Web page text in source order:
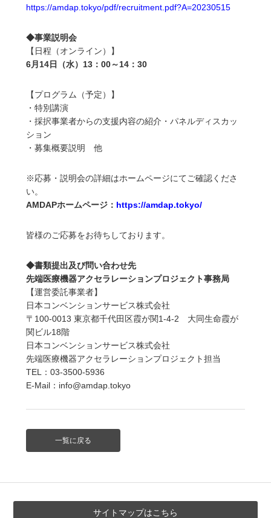
https://amdap.tokyo/pdf/recruitment.pdf?A=20230515
◆事業説明会
【日程（オンライン）】
6月14日（水）13：00～14：30
【プログラム（予定）】
・特別講演
・採択事業者からの支援内容の紹介・パネルディスカッ
ション
・募集概要説明 他
※応募・説明会の詳細はホームページにてご確認くださ
い。
AMDAPホームページ： https://amdap.tokyo/
皆様のご応募をお待ちしております。
◆書類提出及び問い合わせ先
先端医療機器アクセラレーションプロジェクト事務局
【運営委託事業者】
日本コンベンションサービス株式会社
〒100-0013 東京都千代田区霞が関1-4-2 大同生命霞が
関ビル18階
日本コンベンションサービス株式会社
先端医療機器アクセラレーションプロジェクト担当
TEL：03-3500-5936
E-Mail：info@amdap.tokyo
一覧に戻る
サイトマップはこちら